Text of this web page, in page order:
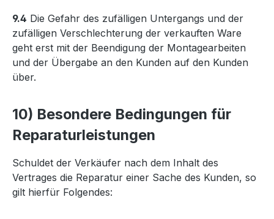
9.4 Die Gefahr des zufälligen Untergangs und der
zufälligen Verschlechterung der verkauften Ware
geht erst mit der Beendigung der Montagearbeiten
und der Übergabe an den Kunden auf den Kunden
über.
10) Besondere Bedingungen für
Reparaturleistungen
Schuldet der Verkäufer nach dem Inhalt des
Vertrages die Reparatur einer Sache des Kunden, so
gilt hierfür Folgendes: